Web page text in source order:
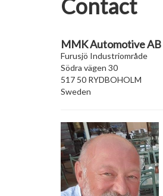
Contact
MMK Automotive AB
Furusjö Industriområde
Södra vägen 30
517 50 RYDBOHOLM
Sweden